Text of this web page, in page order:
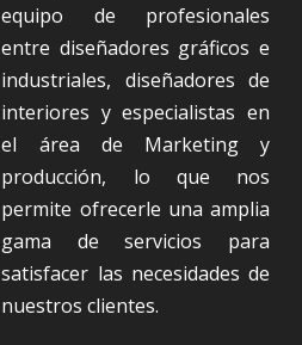
equipo de profesionales
entre diseñadores gráficos e
industriales, diseñadores de
interiores y especialistas en
el área de Marketing y
producción, lo que nos
permite ofrecerle una amplia
gama de servicios para
satisfacer las necesidades de
nuestros clientes.